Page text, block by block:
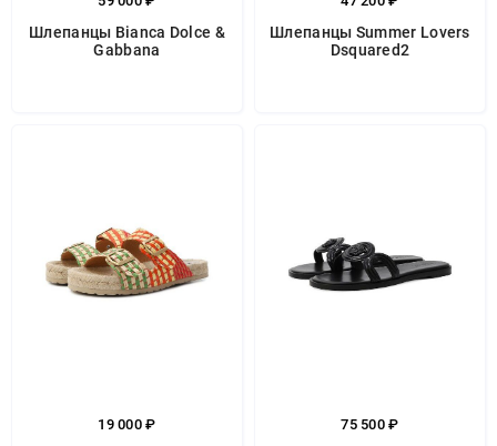
Шлепанцы Bianca Dolce &
Gabbana
Шлепанцы Summer Lovers
Dsquared2
19 000 ₽ 75 500 ₽